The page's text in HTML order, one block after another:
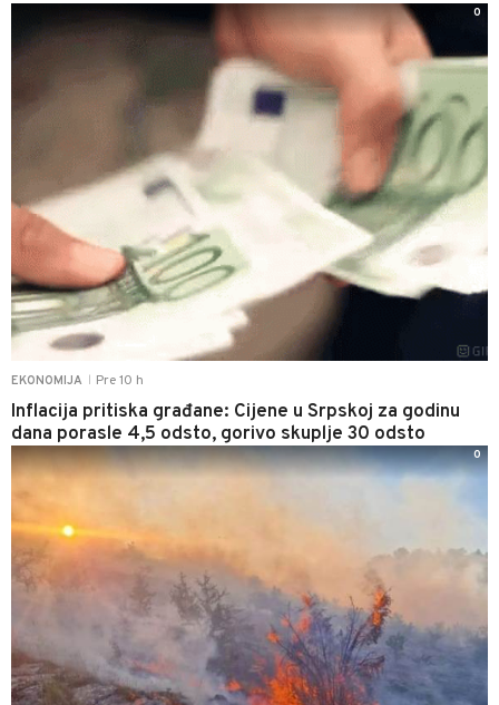
EKONOMIJA Pre 10 h
Inflacija pritiska građane: Cijene u Srpskoj za godinu
dana porasle 4,5 odsto, gorivo skuplje 30 odsto
0
0